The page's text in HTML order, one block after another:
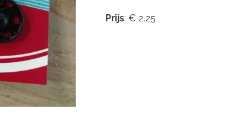
Prijs: € 2,25